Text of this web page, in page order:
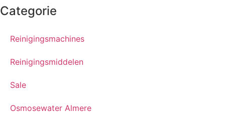
Categorie
Reinigingsmachines
Reinigingsmiddelen
Sale
Osmosewater Almere